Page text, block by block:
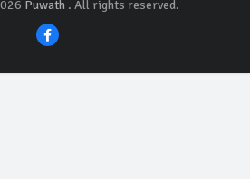
Puwath. All rights reserved.